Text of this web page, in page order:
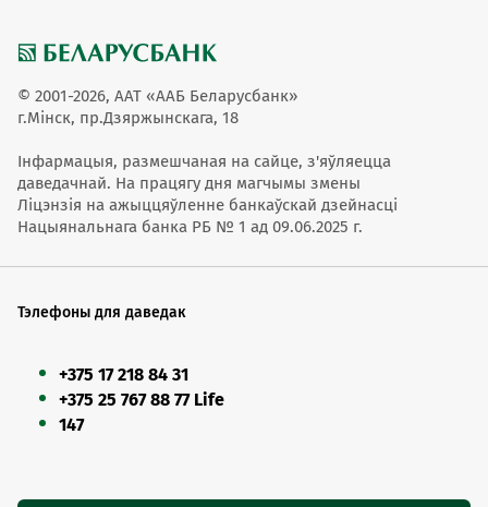
© 2001-2026, ААТ «ААБ Беларусбанк»
г.Мінск, пр.Дзяржынскага, 18
Інфармацыя, размешчаная на сайце, з'яўляецца
даведачнай. На працягу дня магчымы змены
Ліцэнзія на ажыццяўленне банкаўскай дзейнасці
Нацыянальнага банка РБ № 1 ад 09.06.2025 г.
Тэлефоны для даведак
+375 17 218 84 31
+375 25 767 88 77 Life
147